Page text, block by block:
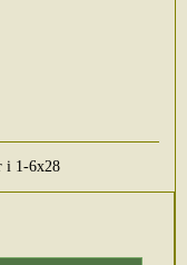
i 1-6x28